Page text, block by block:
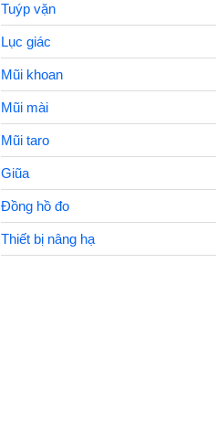
Tuýp vặn
Lục giác
Mũi khoan
Mũi mài
Mũi taro
Giũa
Đồng hồ đo
Thiết bị nâng hạ